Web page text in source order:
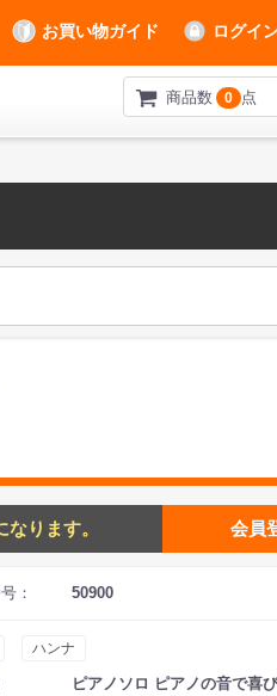
お買い物ガイド ログイ
商品数 0 点
ります。 会員
： 50900
ハンナ
ピアノソロ ピアノの音で喜